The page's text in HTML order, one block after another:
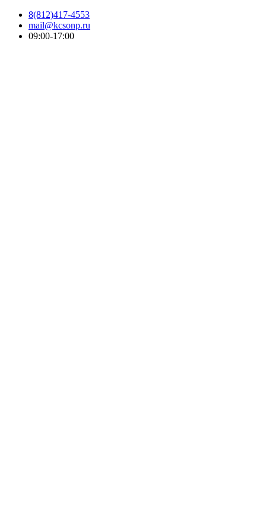
8(812)417-4553
mail@kcsonp.ru
09:00-17:00